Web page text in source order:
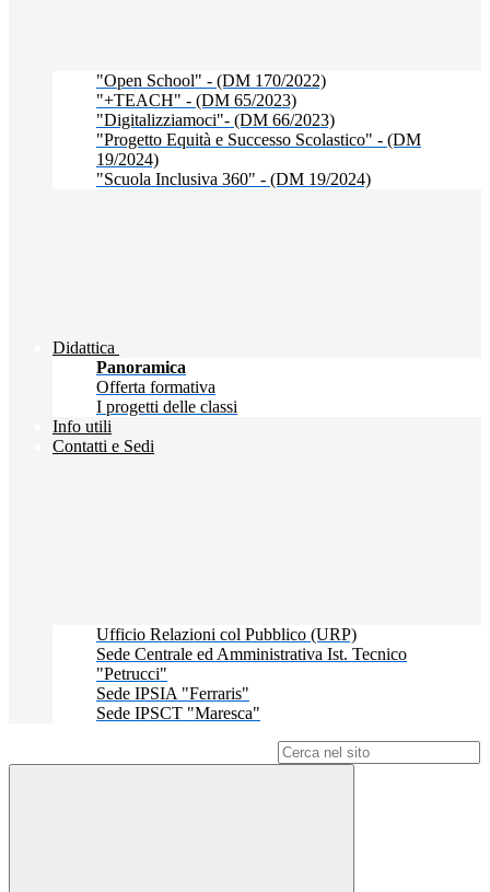
"Open School" - (DM 170/2022)
"+TEACH" - (DM 65/2023)
"Digitalizziamoci"- (DM 66/2023)
"Progetto Equità e Successo Scolastico" - (DM
19/2024)
"Scuola Inclusiva 360" - (DM 19/2024)
Didattica
Panoramica
Offerta formativa
I progetti delle classi
Info utili
Contatti e Sedi
Ufficio Relazioni col Pubblico (URP)
Sede Centrale ed Amministrativa Ist. Tecnico
"Petrucci"
Sede IPSIA "Ferraris"
Sede IPSCT "Maresca"